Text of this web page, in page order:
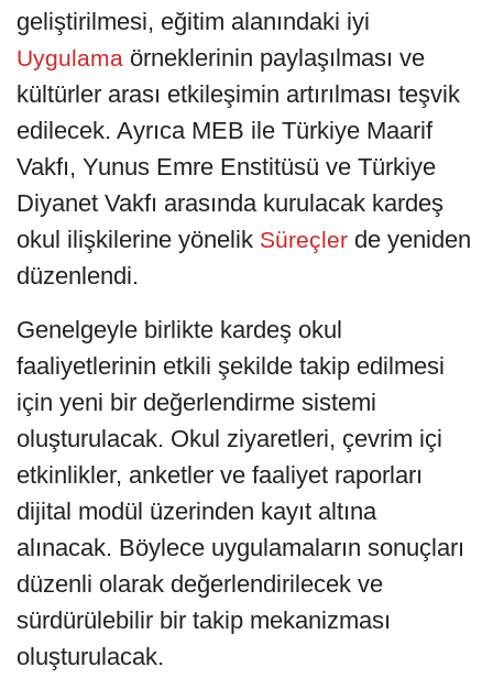
geliştirilmesi, eğitim alanındaki iyi
Uygulama örneklerinin paylaşılması ve
kültürler arası etkileşimin artırılması teşvik
edilecek. Ayrıca MEB ile Türkiye Maarif
Vakfı, Yunus Emre Enstitüsü ve Türkiye
Diyanet Vakfı arasında kurulacak kardeş
okul ilişkilerine yönelik Süreçler de yeniden
düzenlendi.
Genelgeyle birlikte kardeş okul
faaliyetlerinin etkili şekilde takip edilmesi
için yeni bir değerlendirme sistemi
oluşturulacak. Okul ziyaretleri, çevrim içi
etkinlikler, anketler ve faaliyet raporları
dijital modül üzerinden kayıt altına
alınacak. Böylece uygulamaların sonuçları
düzenli olarak değerlendirilecek ve
sürdürülebilir bir takip mekanizması
oluşturulacak.